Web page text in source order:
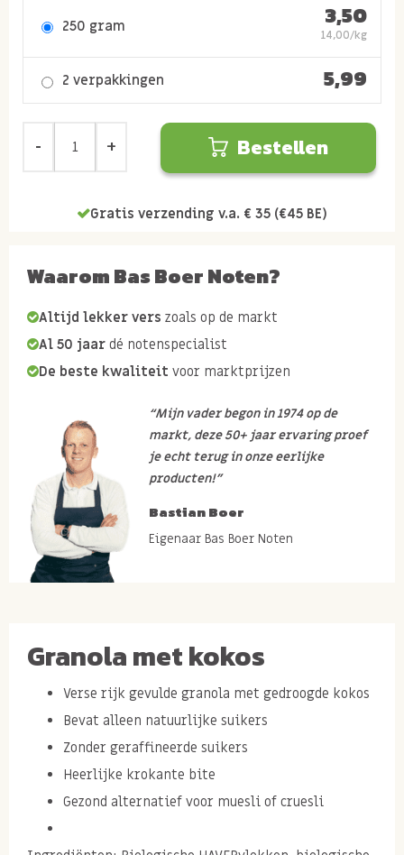
250 gram 3,50
14,00/kg
2 verpakkingen 5,99
Bestellen
Gratis verzending v.a. € 35 (€45 BE)
Waarom Bas Boer Noten?
Altijd lekker vers zoals op de markt
Al 50 jaar dé notenspecialist
De beste kwaliteit voor marktprijzen
“Mijn vader begon in 1974 op de
markt, deze 50+ jaar ervaring proef
je echt terug in onze eerlijke
producten!”
Bastian Boer
Eigenaar Bas Boer Noten
Granola met kokos
Verse rijk gevulde granola met gedroogde kokos
Bevat alleen natuurlijke suikers
Zonder geraffineerde suikers
Heerlijke krokante bite
Gezond alternatief voor muesli of cruesli